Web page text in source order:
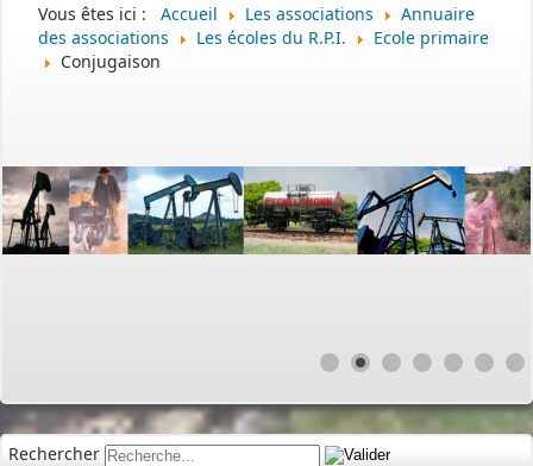
Vous êtes ici : Accueil Les associations
Annuaire
des associations
Les écoles du R.P.I.
Ecole primaire
Conjugaison
Rechercher